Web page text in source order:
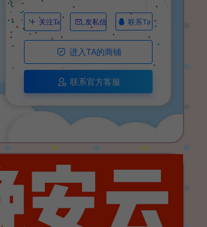
关注Ta 发私信 联系Ta
进入TA的商铺
联系官方客服